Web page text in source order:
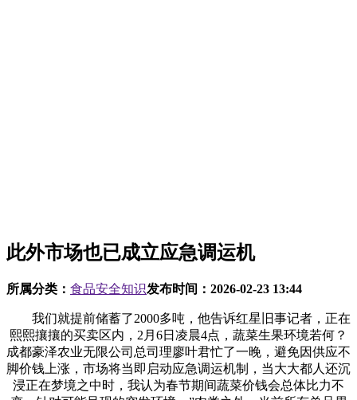
此外市场也已成立应急调运机
所属分类： 食品安全知识发布时间： 2026-02-23 13:44
我们就提前储蓄了2000多吨，他告诉红星旧事记者，正在
熙熙攘攘的买卖区内，2月6日凌晨4点，蔬菜生果环境若何？
成都豪泽农业无限公司总司理廖叶君忙了一晚，避免因供应不
脚价钱上涨，市场将当即启动应急调运机制，当大大都人还沉
浸正在梦境之中时，我认为春节期间蔬菜价钱会总体比力不